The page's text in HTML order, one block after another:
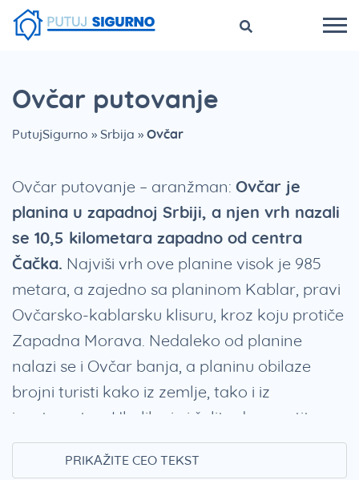
Ovčar putovanje
PutujSigurno » Srbija » Ovčar
Ovčar putovanje – aranžman: Ovčar je
planina u zapadnoj Srbiji, a njen vrh nazali
se 10,5 kilometara zapadno od centra
Čačka. Najviši vrh ove planine visok je 985
metara, a zajedno sa planinom Kablar, pravi
Ovčarsko-kablarsku klisuru, kroz koju protiče
Zapadna Morava. Nedaleko od planine
nalazi se i Ovčar banja, a planinu obilaze
brojni turisti kako iz zemlje, tako i iz
inostranstva. Ukoliko i vi želite da posetite
ovu planinu, pogledajte ponude turističkih
agencija sa našeg sajta.
PRIKAŽITE CEO TEKST